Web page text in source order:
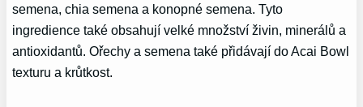
semena, chia semena a konopné semena. Tyto
ingredience také obsahují velké množství živin, minerálů a
antioxidantů. Ořechy a semena také přidávají do Acai Bowl
texturu a krůtkost.